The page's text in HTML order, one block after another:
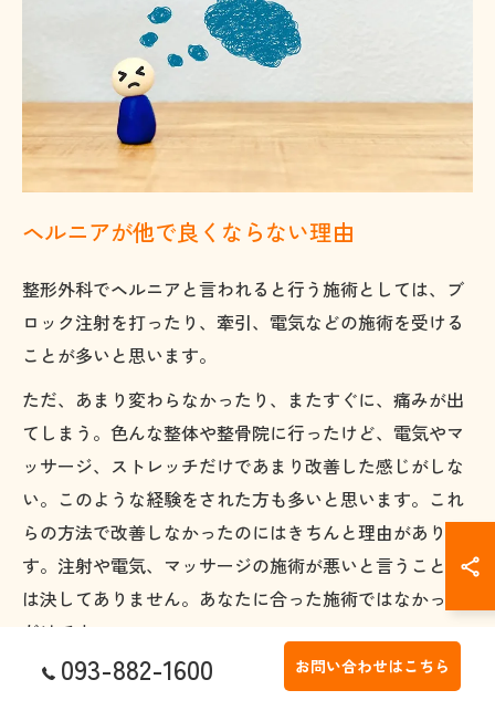
ヘルニアが他で良くならない理由
整形外科でヘルニアと言われると行う施術としては、ブ
ロック注射を打ったり、牽引、電気などの施術を受ける
ことが多いと思います。
ただ、あまり変わらなかったり、またすぐに、痛みが出
てしまう。色んな整体や整骨院に行ったけど、電気やマ
ッサージ、ストレッチだけであまり改善した感じがしな
い。このような経験をされた方も多いと思います。これ
らの方法で改善しなかったのにはきちんと理由がありま
す。注射や電気、マッサージの施術が悪いと言うことで
は決してありません。あなたに合った施術ではなかった
だけです。
093-882-1600 お問い合わせはこちら